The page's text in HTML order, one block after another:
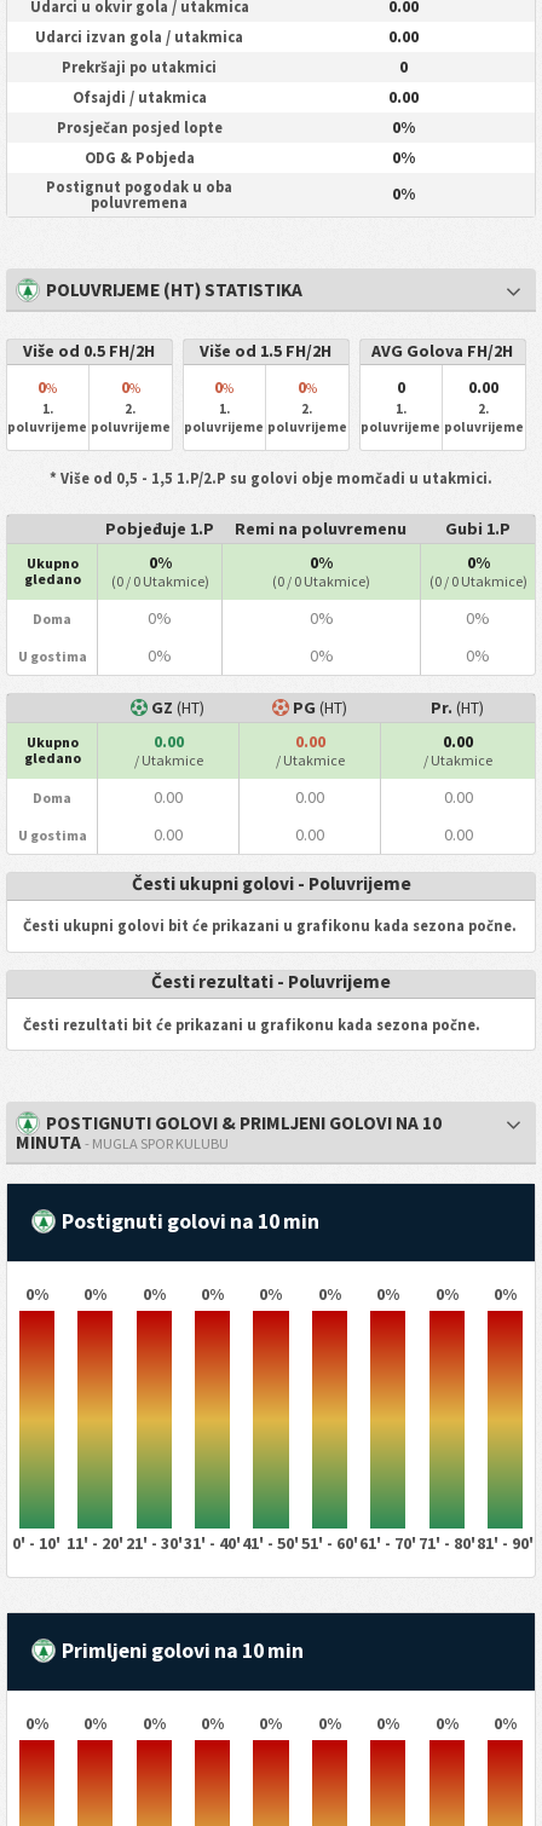
Udarci u okvir gola / utakmica 0.00
Udarci izvan gola / utakmica 0.00
Prekršaji po utakmici 0
Ofsajdi / utakmica 0.00
Prosječan posjed lopte 0%
ODG & Pobjeda 0%
Postignut pogodak u oba
poluvremena
0%
POLUVRIJEME (HT) STATISTIKA
Više od 0.5 FH/2H
0%
1.
poluvrijeme
0%
2.
poluvrijeme
Više od 1.5 FH/2H
0%
1.
poluvrijeme
0%
2.
poluvrijeme
AVG Golova FH/2H
0
1.
poluvrijeme
0.00
2.
poluvrijeme
* Više od 0,5 - 1,5 1.P/2.P su golovi obje momčadi u utakmici.
Pobjeđuje 1.P Remi na poluvremenu Gubi 1.P
Ukupno
gledano
0%
(0 / 0 Utakmice)
0%
(0 / 0 Utakmice)
0%
(0 / 0 Utakmice)
Doma 0% 0% 0%
U gostima 0% 0% 0%
GZ (HT) PG (HT) Pr. (HT)
Ukupno
gledano
0.00
/ Utakmice
0.00
/ Utakmice
0.00
/ Utakmice
Doma 0.00 0.00 0.00
U gostima 0.00 0.00 0.00
Česti ukupni golovi - Poluvrijeme
Česti ukupni golovi bit će prikazani u grafikonu kada sezona počne.
Česti rezultati - Poluvrijeme
Česti rezultati bit će prikazani u grafikonu kada sezona počne.
POSTIGNUTI GOLOVI & PRIMLJENI GOLOVI NA 10
MINUTA - MUGLA SPOR KULUBU
Postignuti golovi na 10 min
0% 0% 0% 0% 0% 0% 0% 0% 0%
0' - 10' 11' - 20' 21' - 30'31' - 40'41' - 50'51' - 60'61' - 70' 71' - 80'81' - 90'
Primljeni golovi na 10 min
0% 0% 0% 0% 0% 0% 0% 0% 0%